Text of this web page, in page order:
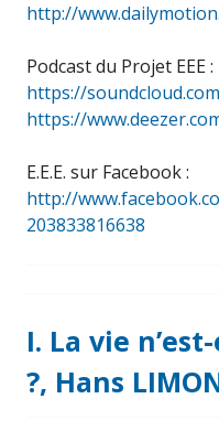
http://
Podcast du Projet EEE :
https://
https://
E.E.E. sur Facebook :
http://
203833816638
I. La vie
?, Hans